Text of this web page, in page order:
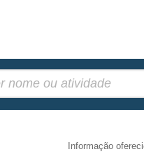
Informação